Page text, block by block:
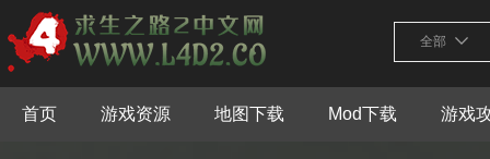
全部
首页 游戏资源 地图下载 Mod下载 游戏